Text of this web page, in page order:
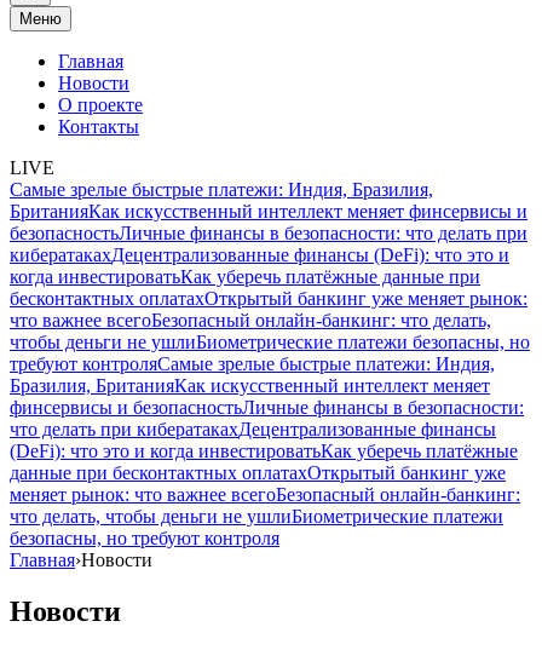
Меню
Главная
Новости
О проекте
Контакты
LIVE
Самые зрелые быстрые платежи: Индия, Бразилия,
БританияКак искусственный интеллект меняет финсервисы и
безопасностьЛичные финансы в безопасности: что делать при
кибератакахДецентрализованные финансы (DeFi): что это и
когда инвестироватьКак уберечь платёжные данные при
бесконтактных оплатахОткрытый банкинг уже меняет рынок:
что важнее всегоБезопасный онлайн-банкинг: что делать,
чтобы деньги не ушлиБиометрические платежи безопасны, но
требуют контроляСамые зрелые быстрые платежи: Индия,
Бразилия, БританияКак искусственный интеллект меняет
финсервисы и безопасностьЛичные финансы в безопасности:
что делать при кибератакахДецентрализованные финансы
(DeFi): что это и когда инвестироватьКак уберечь платёжные
данные при бесконтактных оплатахОткрытый банкинг уже
меняет рынок: что важнее всегоБезопасный онлайн-банкинг:
что делать, чтобы деньги не ушлиБиометрические платежи
безопасны, но требуют контроля
Главная›Новости
Новости